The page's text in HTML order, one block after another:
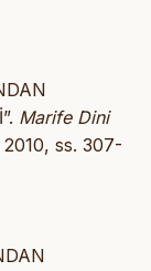
Marife Dini
ss. 307-